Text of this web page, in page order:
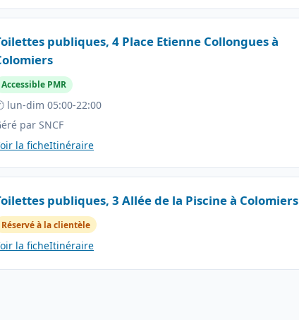
publiques, 4 Place Etienne Collongues à
Accessible PMR
lun-dim 05:00-22:00
par SNCF
la ficheItinéraire
publiques, 3 Allée de la Piscine à Colomiers
Réservé à la clientèle
la ficheItinéraire